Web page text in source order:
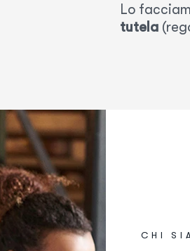
Lo
tutela
CHI